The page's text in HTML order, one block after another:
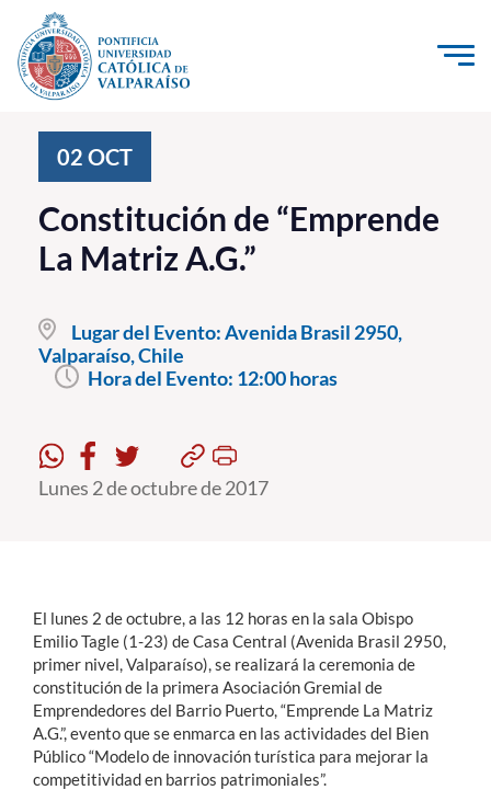
Click acá para ir directamente al contenido
Investigación, Creación e Innovación
PUCV Internacional
Vinculación con el Medio
Admisión
Pregrado
Formación Continua
Funcionarios
Alumni
English
02 OCT
Constitución de “Emprende
La Matriz A.G.”
Lugar del Evento:Avenida Brasil 2950,
Valparaíso, Chile
Hora del Evento: 12:00 horas
Lunes 2 de octubre de 2017
El lunes 2 de octubre, a las 12 horas en la sala Obispo
Emilio Tagle (1-23) de Casa Central (Avenida Brasil 2950,
primer nivel, Valparaíso), se realizará la ceremonia de
constitución de la primera Asociación Gremial de
Emprendedores del Barrio Puerto, “Emprende La Matriz
A.G.”, evento que se enmarca en las actividades del Bien
Público “Modelo de innovación turística para mejorar la
competitividad en barrios patrimoniales”.